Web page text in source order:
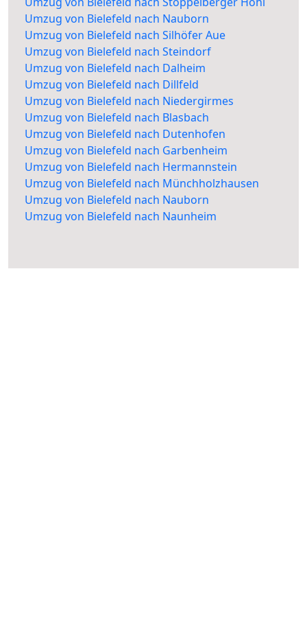
Umzug von Bielefeld nach Nauborn
Umzug von Bielefeld nach Silhöfer Aue
Umzug von Bielefeld nach Steindorf
Umzug von Bielefeld nach Dalheim
Umzug von Bielefeld nach Dillfeld
Umzug von Bielefeld nach Niedergirmes
Umzug von Bielefeld nach Blasbach
Umzug von Bielefeld nach Dutenhofen
Umzug von Bielefeld nach Garbenheim
Umzug von Bielefeld nach Hermannstein
Umzug von Bielefeld nach Münchholzhausen
Umzug von Bielefeld nach Nauborn
Umzug von Bielefeld nach Naunheim